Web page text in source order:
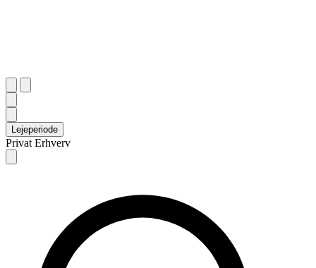
Lejeperiode
Privat Erhverv